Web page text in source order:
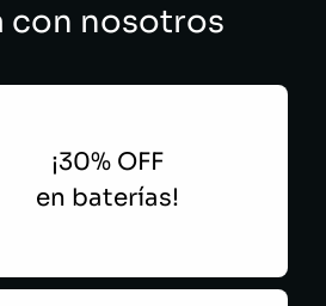
con nosotros
¡30% OFF
en baterías!